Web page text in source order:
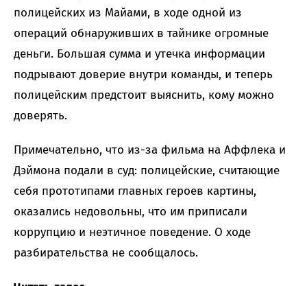
полицейских из Майами, в ходе одной из
операций обнаруживших в тайнике огромные
деньги. Большая сумма и утечка информации
подрывают доверие внутри команды, и теперь
полицейским предстоит выяснить, кому можно
доверять.
Примечательно, что из-за фильма на Аффлека и
Дэймона подали в суд: полицейские, считающие
себя прототипами главных героев картины,
оказались недовольны, что им приписали
коррупцию и неэтичное поведение. О ходе
разбирательства не сообщалось.